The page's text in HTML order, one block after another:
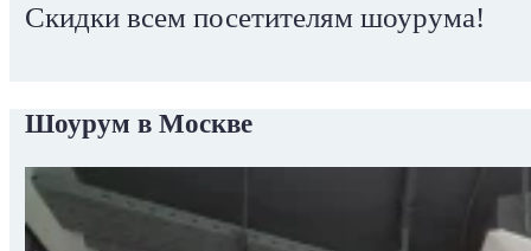
Скидки всем посетителям шоурума!
Шоурум в Москве